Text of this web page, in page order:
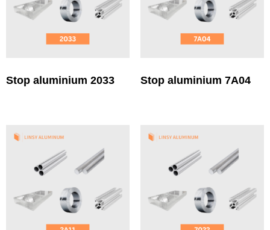
Stop aluminium 2033 Stop aluminium 7A04